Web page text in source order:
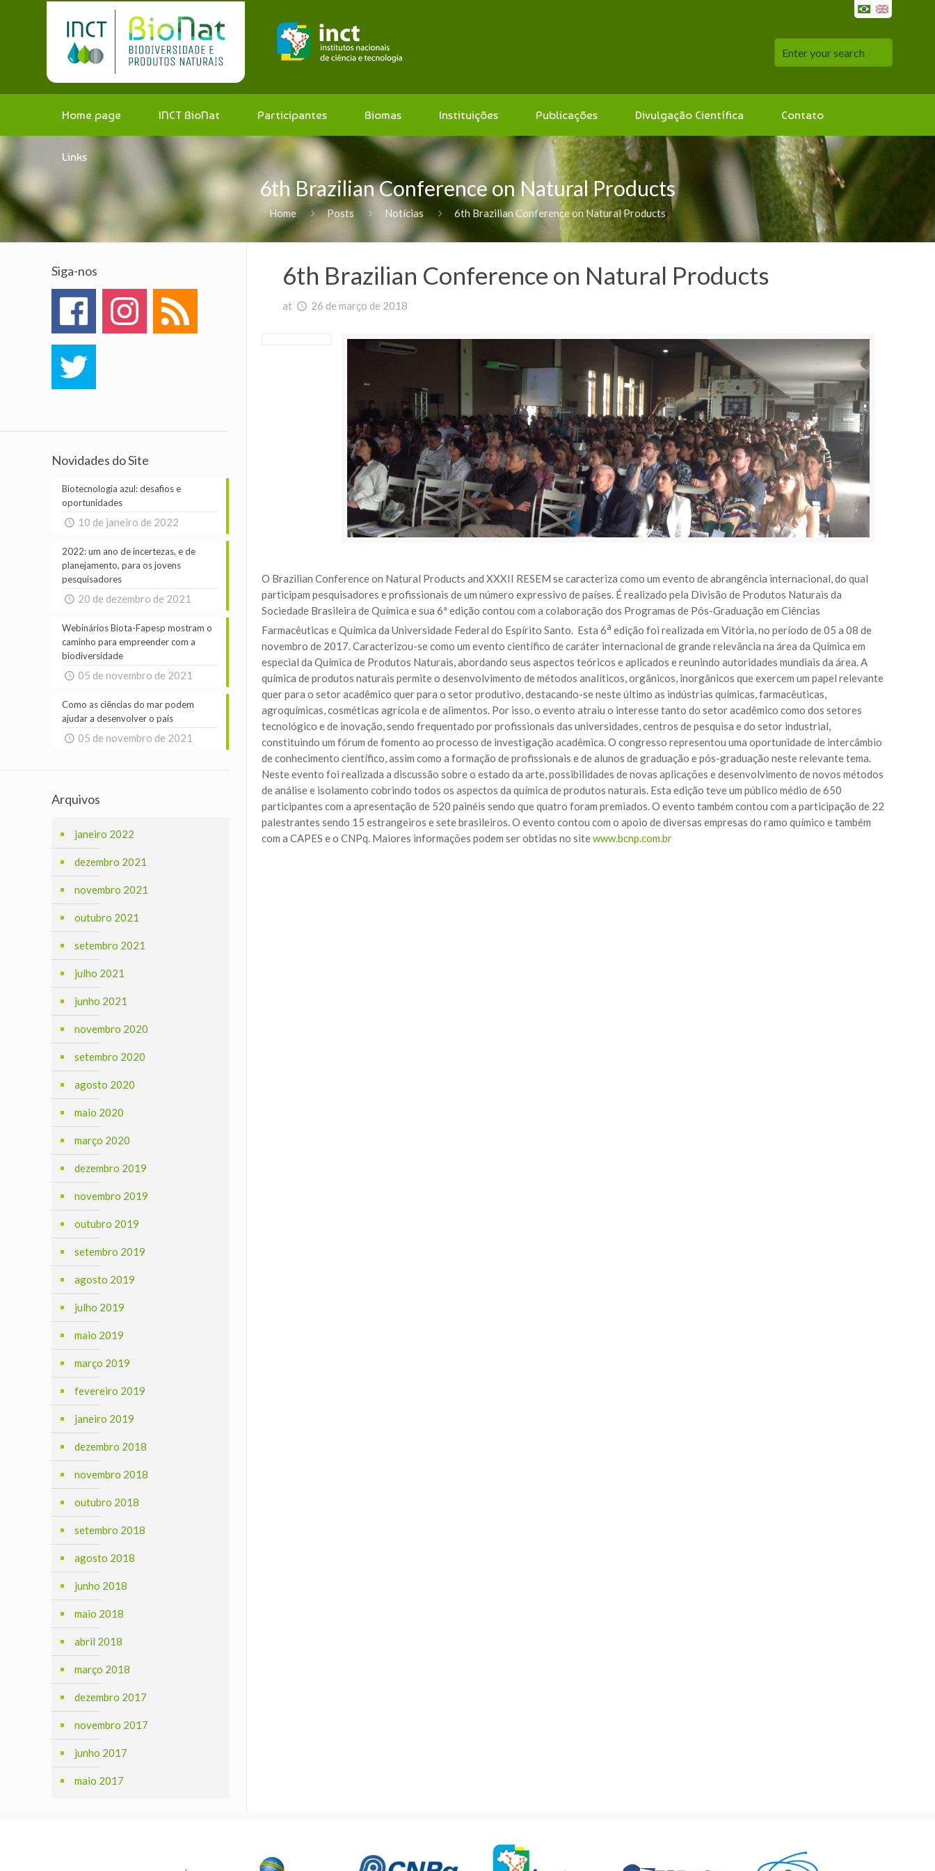
Home page INCT BioNat Participantes Biomas Instituições Publicações Divulgação Científica Contato
Links
6th Brazilian Conference on Natural Products
Home Posts Notícias 6th Brazilian Conference on Natural Products
6th Brazilian Conference on Natural Products
at 26 de março de 2018
O Brazilian Conference on Natural Products and XXXII RESEM se caracteriza como um evento de abrangência internacional, do qual
participam pesquisadores e profissionais de um número expressivo de países. É realizado pela Divisão de Produtos Naturais da
Sociedade Brasileira de Química e sua 6ª edição contou com a colaboração dos Programas de Pós-Graduação em Ciências
Farmacêuticas e Química da Universidade Federal do Espírito Santo. Esta 6a edição foi realizada em Vitória, no período de 05 a 08 de
novembro de 2017. Caracterizou-se como um evento científico de caráter internacional de grande relevância na área da Química em
especial da Química de Produtos Naturais, abordando seus aspectos teóricos e aplicados e reunindo autoridades mundiais da área. A
química de produtos naturais permite o desenvolvimento de métodos analíticos, orgânicos, inorgânicos que exercem um papel relevante
quer para o setor acadêmico quer para o setor produtivo, destacando-se neste último as indústrias químicas, farmacêuticas,
agroquímicas, cosméticas agrícola e de alimentos. Por isso, o evento atraiu o interesse tanto do setor acadêmico como dos setores
tecnológico e de inovação, sendo frequentado por profissionais das universidades, centros de pesquisa e do setor industrial,
constituindo um fórum de fomento ao processo de investigação acadêmica. O congresso representou uma oportunidade de intercâmbio
de conhecimento científico, assim como a formação de profissionais e de alunos de graduação e pós-graduação neste relevante tema.
Neste evento foi realizada a discussão sobre o estado da arte, possibilidades de novas aplicações e desenvolvimento de novos métodos
de análise e isolamento cobrindo todos os aspectos da química de produtos naturais. Esta edição teve um público médio de 650
participantes com a apresentação de 520 painéis sendo que quatro foram premiados. O evento também contou com a participação de 22
palestrantes sendo 15 estrangeiros e sete brasileiros. O evento contou com o apoio de diversas empresas do ramo químico e também
com a CAPES e o CNPq. Maiores informações podem ser obtidas no sitewww.bcnp.com.br
Siga-nos
Novidades do Site
Biotecnologia azul: desafios e
oportunidades
10 de janeiro de 2022
2022: um ano de incertezas, e de
planejamento, para os jovens
pesquisadores
20 de dezembro de 2021
Webinários Biota-Fapesp mostram o
caminho para empreender com a
biodiversidade
05 de novembro de 2021
Como as ciências do mar podem
ajudar a desenvolver o país
05 de novembro de 2021
Arquivos
janeiro 2022
dezembro 2021
novembro 2021
outubro 2021
setembro 2021
julho 2021
junho 2021
novembro 2020
setembro 2020
agosto 2020
maio 2020
março 2020
dezembro 2019
novembro 2019
outubro 2019
setembro 2019
agosto 2019
julho 2019
maio 2019
março 2019
fevereiro 2019
janeiro 2019
dezembro 2018
novembro 2018
outubro 2018
setembro 2018
agosto 2018
junho 2018
maio 2018
abril 2018
março 2018
dezembro 2017
novembro 2017
junho 2017
maio 2017